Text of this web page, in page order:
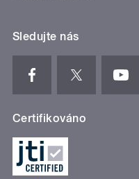
Sledujte nás
Certifikováno